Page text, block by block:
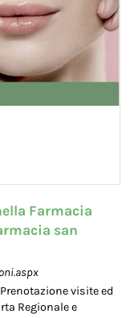
Farmacia
san
visite ed
Regionale e